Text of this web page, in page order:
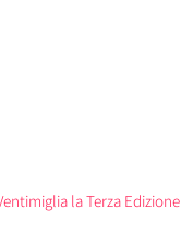
la Terza Edizione